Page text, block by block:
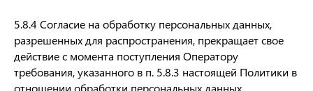
5.8.4 Согласие на обработку персональных данных,
разрешенных для распространения, прекращает свое
действие с момента поступления Оператору
требования, указанного в п. 5.8.3 настоящей Политики в
отношении обработки персональных данных.